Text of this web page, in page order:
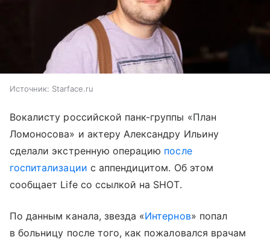
Источник: Starface.ru
Вокалисту российской панк-группы «План
Ломоносова» и актеру Александру Ильину
сделали экстренную операцию после
госпитализации с аппендицитом. Об этом
сообщает Life со ссылкой на SHOT.
По данным канала, звезда «Интернов» попал
в больницу после того, как пожаловался врачам